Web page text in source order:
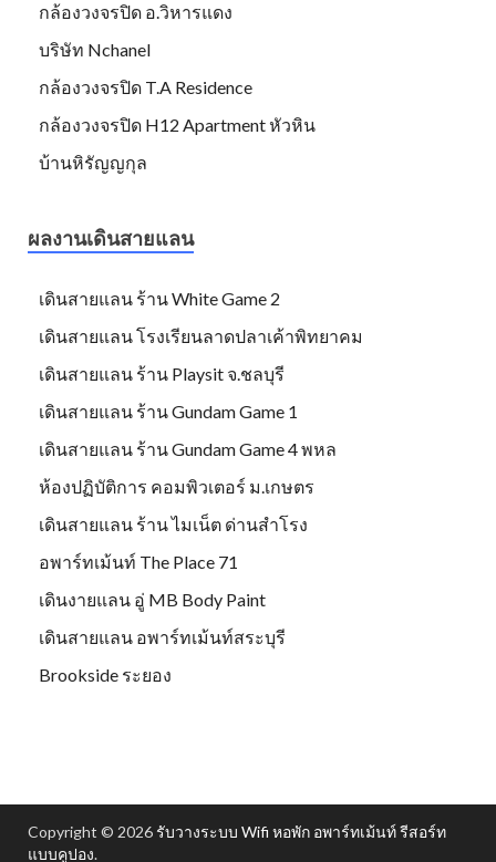
กล้องวงจรปิด อ.วิหารแดง
บริษัท Nchanel
กล้องวงจรปิด T.A Residence
กล้องวงจรปิด H12 Apartment หัวหิน
บ้านหิรัญญกุล
ผลงานเดินสายแลน
เดินสายแลน ร้าน White Game 2
เดินสายแลน โรงเรียนลาดปลาเค้าพิทยาคม
เดินสายแลน ร้าน Playsit จ.ชลบุรี
เดินสายแลน ร้าน Gundam Game 1
เดินสายแลน ร้าน Gundam Game 4 พหล
ห้องปฏิบัติการ คอมพิวเตอร์ ม.เกษตร
เดินสายแลน ร้าน ไมเน็ต ด่านสำโรง
อพาร์ทเม้นท์ The Place 71
เดินงายแลน อู่ MB Body Paint
เดินสายแลน อพาร์ทเม้นท์สระบุรี
Brookside ระยอง
Copyright © 2026 รับวางระบบ Wifi หอพัก อพาร์ทเม้นท์ รีสอร์ท
แบบคูปอง.